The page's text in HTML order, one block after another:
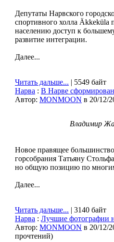
Депутаты Нарвского
спортивного холла Äkkeküla
населению доступ к
развитие интеграции.
Далее...
Читать дальше... | 5549 байт
Нарва : В Нарве
Автор: MONMOON в 20/12/
Владимир
Новое правящее большинство
горсобрания Татьяну
но общую позицию по
Далее...
Читать дальше... | 3140 байт
Нарва : Лучшие фотографии
Автор: MONMOON в 20/12/
прочтений)